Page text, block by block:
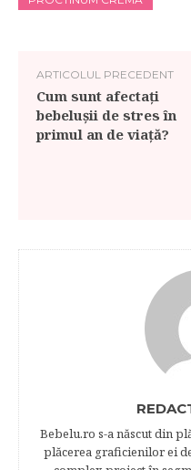
ARTICOLUL PRECEDENT
Cum sunt afectați
bebelușii de stres în
primul an de viață?
Bebelu.ro s-a născut din
plăcerea graficienilor ei